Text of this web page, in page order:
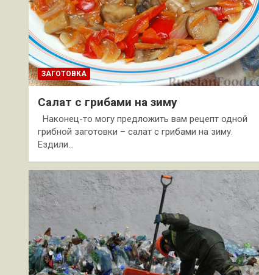
ЗАГОТОВКА
Салат с грибами на зиму
Наконец-то могу предложить вам рецепт одной
грибной заготовки – салат с грибами на зиму.
Ездили…